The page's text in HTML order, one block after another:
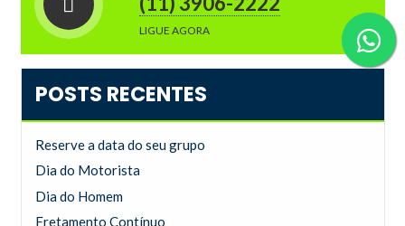
LIGUE AGORA
POSTS RECENTES
Reserve a data do seu grupo
Dia do Motorista
Dia do Homem
Fretamento Contínuo